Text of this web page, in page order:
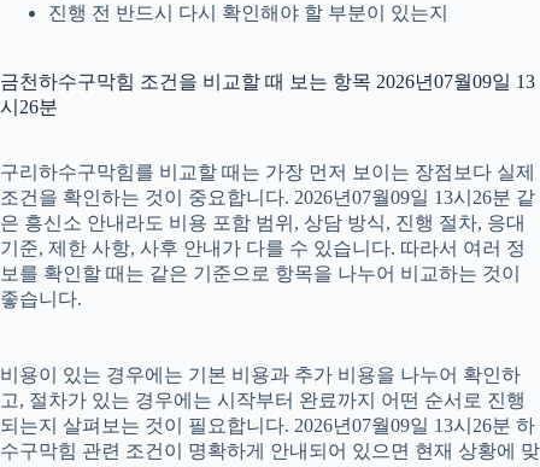
진행 전 반드시 다시 확인해야 할 부분이 있는지
금천하수구막힘 조건을 비교할 때 보는 항목 2026년07월09일 13
시26분
구리하수구막힘를 비교할 때는 가장 먼저 보이는 장점보다 실제
조건을 확인하는 것이 중요합니다. 2026년07월09일 13시26분 같
은 흥신소 안내라도 비용 포함 범위, 상담 방식, 진행 절차, 응대
기준, 제한 사항, 사후 안내가 다를 수 있습니다. 따라서 여러 정
보를 확인할 때는 같은 기준으로 항목을 나누어 비교하는 것이
좋습니다.
비용이 있는 경우에는 기본 비용과 추가 비용을 나누어 확인하
고, 절차가 있는 경우에는 시작부터 완료까지 어떤 순서로 진행
되는지 살펴보는 것이 필요합니다. 2026년07월09일 13시26분 하
수구막힘 관련 조건이 명확하게 안내되어 있으면 현재 상황에 맞